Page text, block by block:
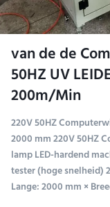
van de de
50HZ UV
200m/Min
220V 50HZ
2000 mm 220V 50HZ
lamp LED-hardend
tester (hoge snelheid)
Lange: 2000 mm ×